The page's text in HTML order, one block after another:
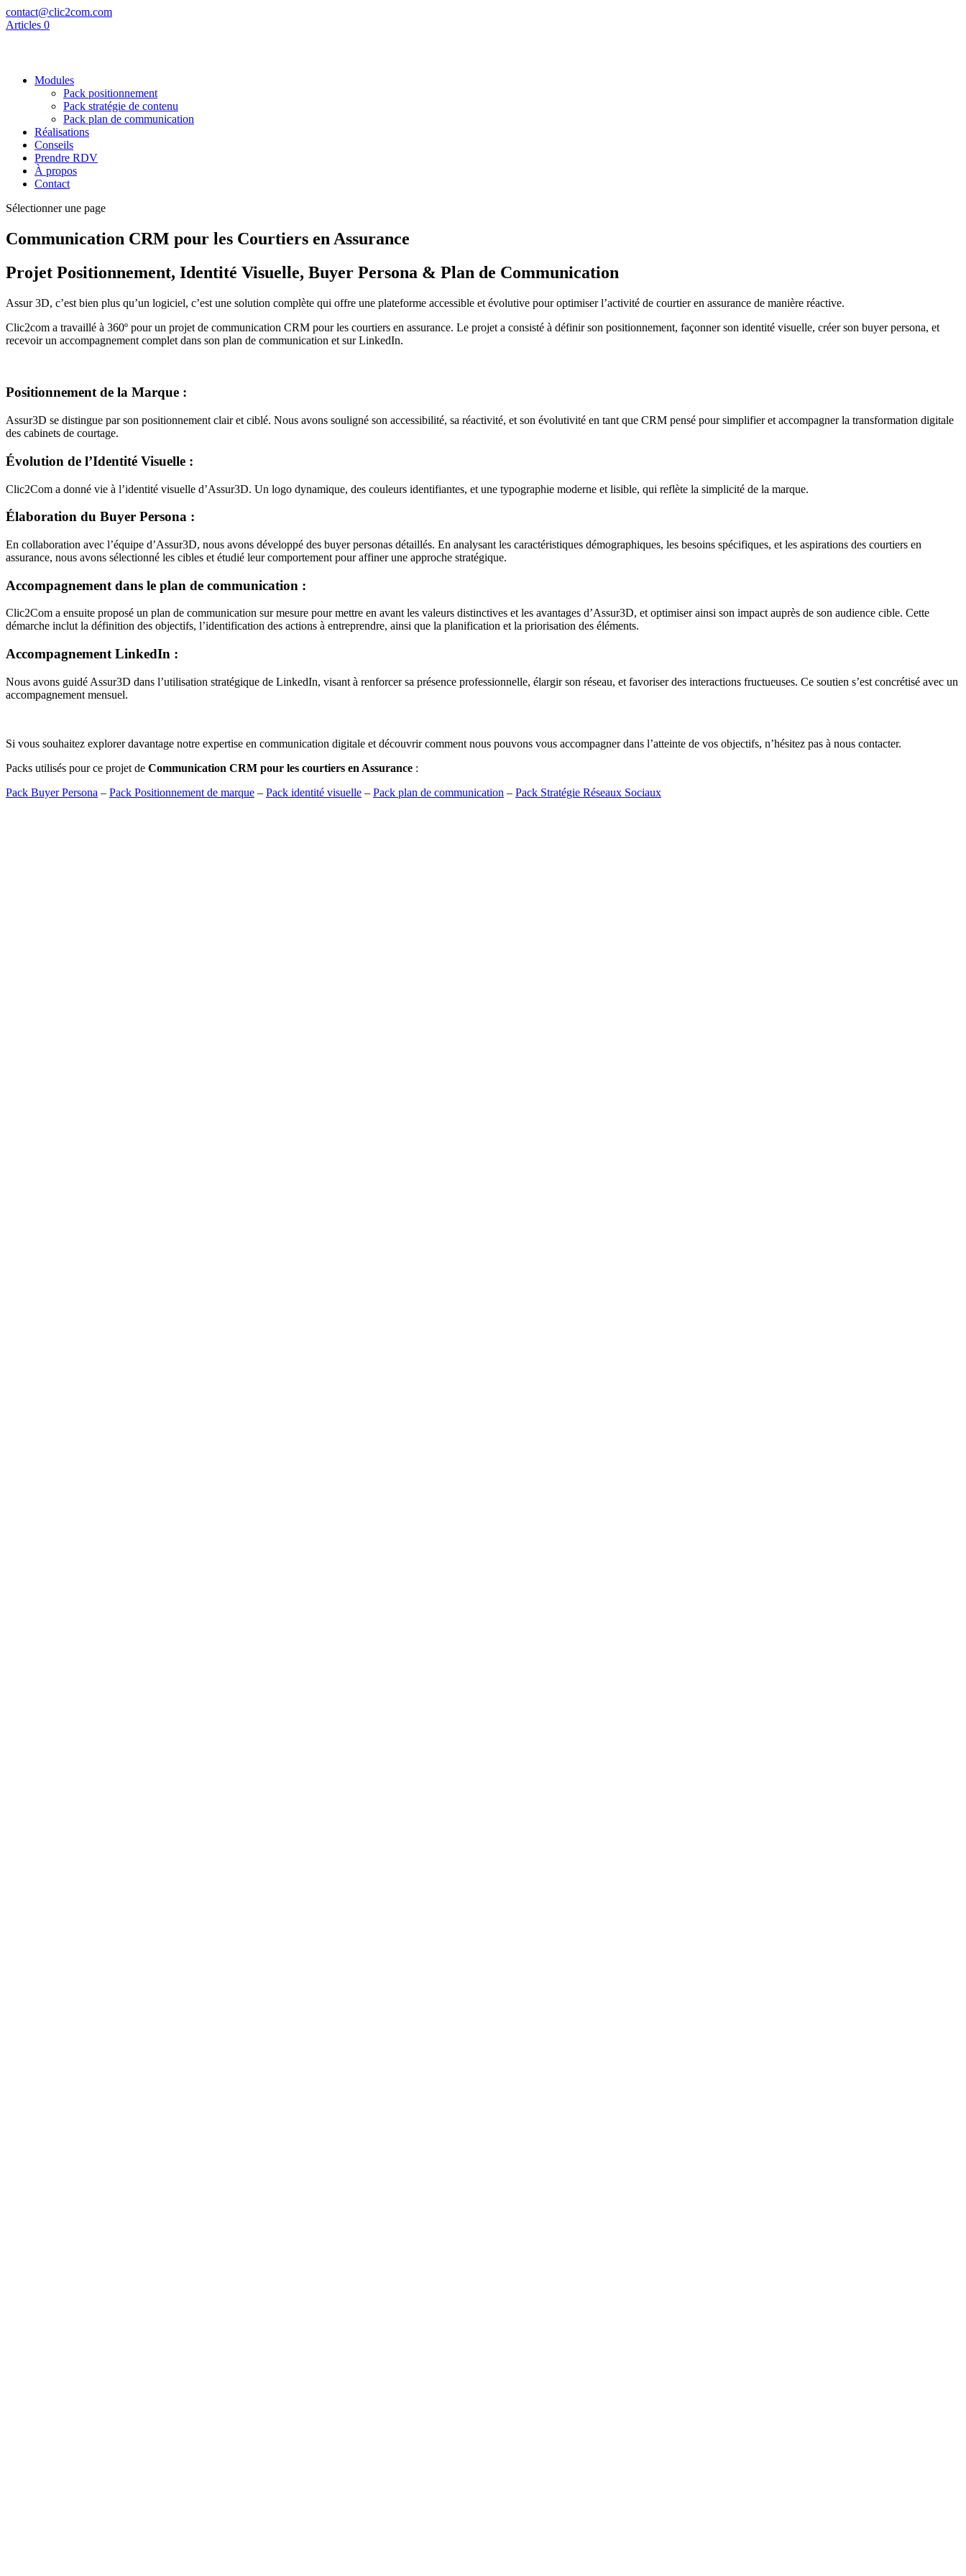
contact@clic2com.com
Articles 0
Modules
Pack positionnement
Pack stratégie de contenu
Pack plan de communication
Réalisations
Conseils
Prendre RDV
À propos
Contact
Sélectionner une page
Communication CRM pour les Courtiers en Assurance
Projet Positionnement, Identité Visuelle, Buyer Persona & Plan de Communication
Assur 3D, c’est bien plus qu’un logiciel, c’est une solution complète qui offre une plateforme accessible et évolutive pour optimiser l’activité de courtier en assurance de manière réactive.
Clic2com a travaillé à 360º pour un projet de communication CRM pour les courtiers en assurance. Le projet a consisté à définir son positionnement, façonner son identité visuelle, créer son buyer persona, et
recevoir un accompagnement complet dans son plan de communication et sur LinkedIn.
Positionnement de la Marque :
Assur3D se distingue par son positionnement clair et ciblé. Nous avons souligné son accessibilité, sa réactivité, et son évolutivité en tant que CRM pensé pour simplifier et accompagner la transformation digitale
des cabinets de courtage.
Évolution de l’Identité Visuelle :
Clic2Com a donné vie à l’identité visuelle d’Assur3D. Un logo dynamique, des couleurs identifiantes, et une typographie moderne et lisible, qui reflète la simplicité de la marque.
Élaboration du Buyer Persona :
En collaboration avec l’équipe d’Assur3D, nous avons développé des buyer personas détaillés. En analysant les caractéristiques démographiques, les besoins spécifiques, et les aspirations des courtiers en
assurance, nous avons sélectionné les cibles et étudié leur comportement pour affiner une approche stratégique.
Accompagnement dans le plan de communication :
Clic2Com a ensuite proposé un plan de communication sur mesure pour mettre en avant les valeurs distinctives et les avantages d’Assur3D, et optimiser ainsi son impact auprès de son audience cible. Cette
démarche inclut la définition des objectifs, l’identification des actions à entreprendre, ainsi que la planification et la priorisation des éléments.
Accompagnement LinkedIn :
Nous avons guidé Assur3D dans l’utilisation stratégique de LinkedIn, visant à renforcer sa présence professionnelle, élargir son réseau, et favoriser des interactions fructueuses. Ce soutien s’est concrétisé avec un
accompagnement mensuel.
Si vous souhaitez explorer davantage notre expertise en communication digitale et découvrir comment nous pouvons vous accompagner dans l’atteinte de vos objectifs, n’hésitez pas à nous contacter.
Packs utilisés pour ce projet de Communication CRM pour les courtiers en Assurance :
Pack Buyer Persona – Pack Positionnement de marque – Pack identité visuelle – Pack plan de communication – Pack Stratégie Réseaux Sociaux